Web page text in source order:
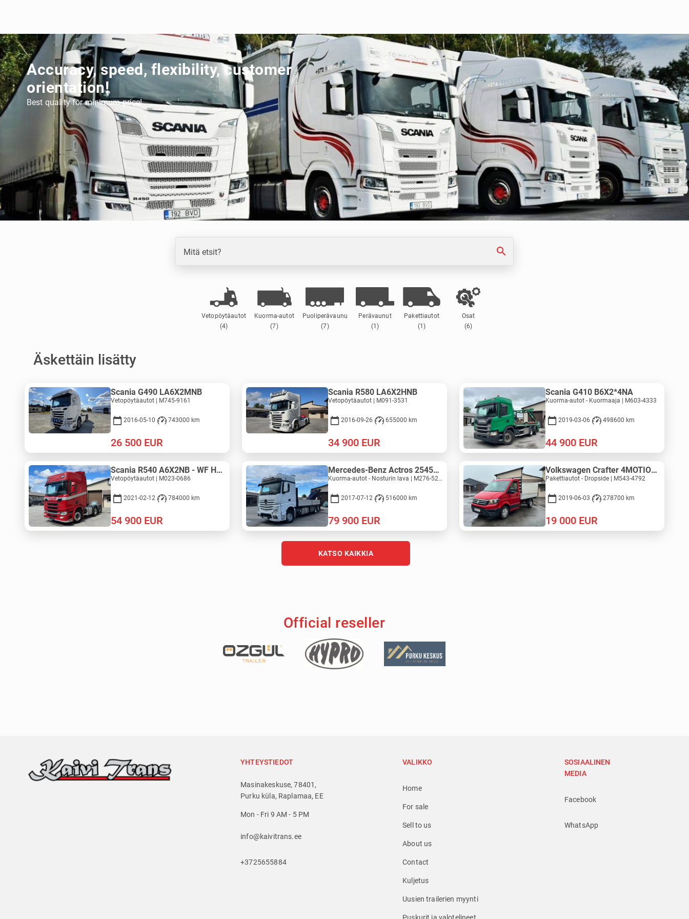
Accuracy, speed, flexibility, customer
orientation!
Best quality for minimum price!
Mitä etsit? search
Vetopöytäautot
(4)
Kuorma-autot
(7)
Puoliperävaunu
(7)
Perävaunut
(1)
Pakettiautot
(1)
Osat
(6)
Äskettäin lisätty
Scania G490 LA6X2MNB
Vetopöytäautot | M745-9161
2016-05-10 743000 km
26 500 EUR
Scania R580 LA6X2HNB
Vetopöytäautot | M091-3531
2016-09-26 655000 km
34 900 EUR
Scania G410 B6X2*4NA
Kuorma-autot - Kuormaaja | M603-4333
2019-03-06 498600 km
44 900 EUR
Scania R540 A6X2NB - WF HYDRAULIC
Vetopöytäautot | M023-0686
2021-02-12 784000 km
54 900 EUR
Mercedes-Benz Actros 2545L 6X2 - PM 36528 S
Kuorma-autot - Nosturin lava | M276-5277
2017-07-12 516000 km
79 900 EUR
Volkswagen Crafter 4MOTION - ZEPRO
Pakettiautot - Dropside | M543-4792
2019-06-03 278700 km
19 000 EUR
KATSO KAIKKIA
Official reseller
YHTEYSTIEDOT
Masinakeskuse, 78401,
Purku küla, Raplamaa, EE
Mon - Fri 9 AM - 5 PM
info@kaivitrans.ee
+3725655884
VALIKKO
Home
For sale
Sell to us
About us
Contact
Kuljetus
Uusien trailerien myynti
SOSIAALINEN
MEDIA
Facebook
WhatsApp